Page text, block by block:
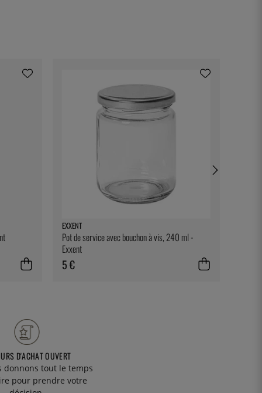
EXXENT
Pot de service avec bouchon à vis, 240 ml -
Exxent
5 €
D'ACHAT OUVERT
donnons tout le temps
pour prendre votre